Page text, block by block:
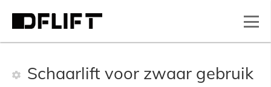
Schaarlift voor zwaar gebruik